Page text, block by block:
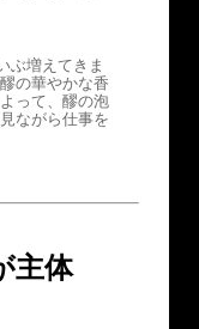
ぶ増えてきま
の華やかな香
って、醪の泡
ながら仕事を
主体